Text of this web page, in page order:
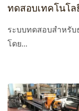
ทดสอบเทคโนโล
ระบบทดสอบสำหรั
โดย...